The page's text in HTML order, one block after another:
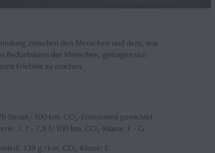
zwischen den Menschen und dem, was
Bedürfnissen des Menschen, getragen von
Erlebnis zu machen.
Strom/100 km. CO₂-Emissionen gewichtet
7,7 - 7,8 l/100 km. CO₂-Klasse: F - G.
139 g/km. CO₂-Klasse: E.